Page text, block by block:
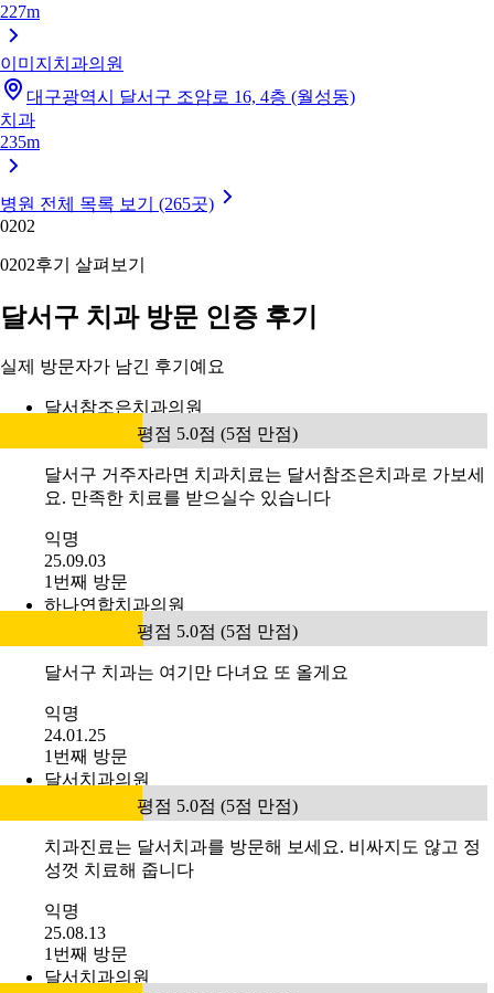
227m
이미지치과의원
대구광역시 달서구 조암로 16, 4층 (월성동)
치과
235m
병원 전체 목록 보기 (265곳)
0202
0202후기 살펴보기
달서구 치과 방문 인증 후기
실제 방문자가 남긴 후기예요
달서참조은치과의원
평점 5.0점 (5점 만점)
달서구 거주자라면 치과치료는 달서참조은치과로 가보세
요. 만족한 치료를 받으실수 있습니다
익명
25.09.03
1번째 방문
하나연합치과의원
평점 5.0점 (5점 만점)
달서구 치과는 여기만 다녀요 또 올게요
익명
24.01.25
1번째 방문
달서치과의원
평점 5.0점 (5점 만점)
치과진료는 달서치과를 방문해 보세요. 비싸지도 않고 정
성껏 치료해 줍니다
익명
25.08.13
1번째 방문
달서치과의원